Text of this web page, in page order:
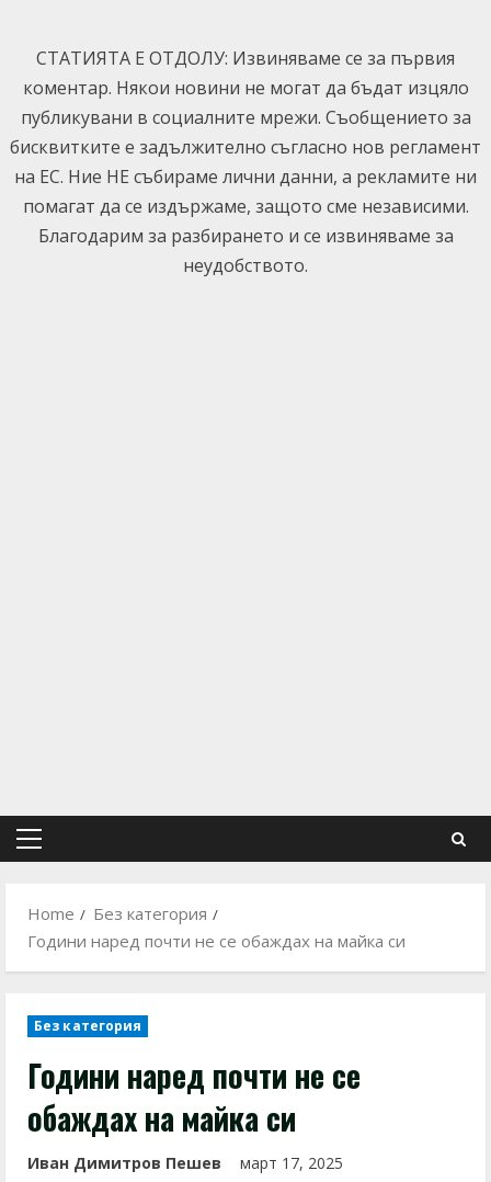
content
СТАТИЯТА Е ОТДОЛУ: Извиняваме се за първия
коментар. Някои новини не могат да бъдат изцяло
публикувани в социалните мрежи. Съобщението за
бисквитките е задължително съгласно нов регламент
на ЕС. Ние НЕ събираме лични данни, а рекламите ни
помагат да се издържаме, защото сме независими.
Благодарим за разбирането и се извиняваме за
неудобството.
Primary
Home
Без категория
Години наред почти не се обаждах на майка си
Без категория
Години наред почти не се
обаждах на майка си
Иван Димитров Пешев март 17, 2025